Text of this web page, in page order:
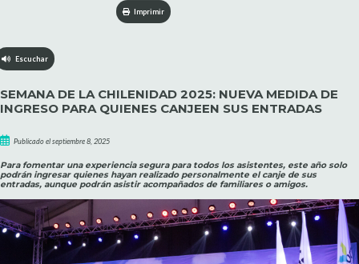
Imprimir
Escuchar
SEMANA DE LA CHILENIDAD 2025: NUEVA MEDIDA DE
INGRESO PARA QUIENES CANJEEN SUS ENTRADAS
Publicado el septiembre 8, 2025
Para fomentar una experiencia segura para todos los asistentes, este año solo
podrán ingresar quienes hayan realizado personalmente el canje de sus
entradas, aunque podrán asistir acompañados de familiares o amigos.